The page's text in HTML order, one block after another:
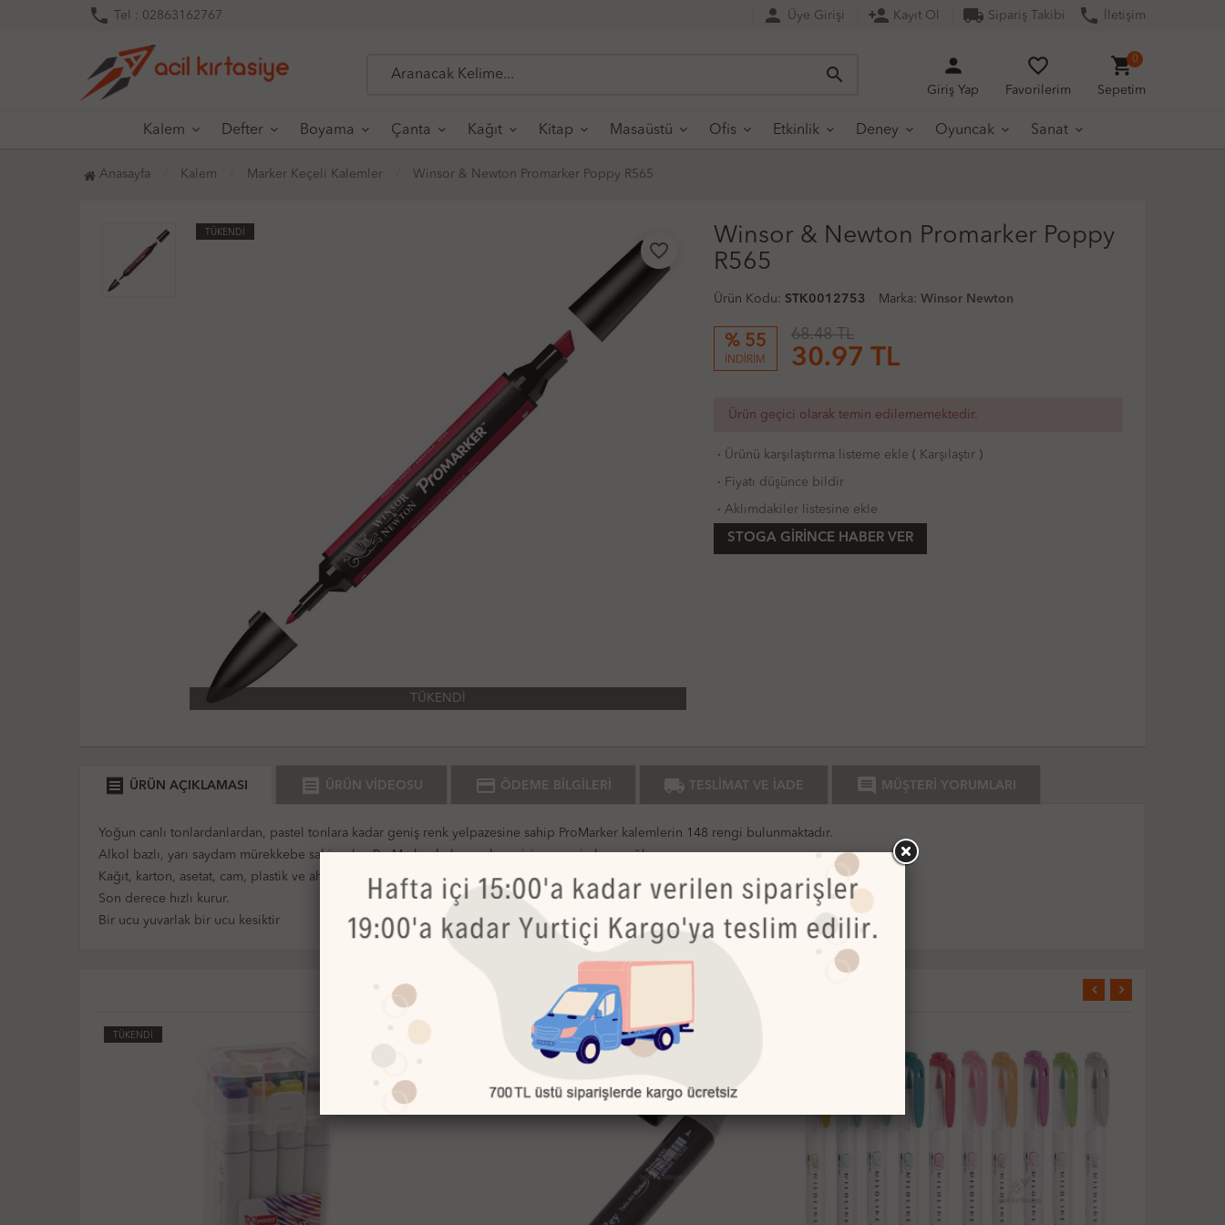
phone Tel : 02863162767 person Üye Girişi person_add Kayıt Ol local_shipping Sipariş Takibi phone İletişim
search person
Giriş Yap
favorite_border
Favorilerim
shopping_cart
Sepetim
0
Kalem Defter Boyama Çanta Kağıt Kitap Masaüstü Ofis Etkinlik Deney Oyuncak Sanat
Anasayfa Kalem Marker Keçeli Kalemler Winsor & Newton Promarker Poppy R565
TÜKENDİ
favorite_border
TÜKENDİ
Winsor & Newton Promarker Poppy
R565
Ürün Kodu: STK0012753 Marka: Winsor Newton
% 55
İNDİRİM
68.48 TL
30.97 TL
Ürün geçici olarak temin edilememektedir.
· Ürünü karşılaştırma listeme ekle ( Karşılaştır)
· Fiyatı düşünce bildir
· Aklımdakiler listesine ekle
STOGA GIRINCE HABER VER
receipt ÜRÜN AÇIKLAMASI receipt ÜRÜN VİDEOSU credit_card ÖDEME BİLGİLERİ local_shipping TESLİMAT VE İADE comment MÜŞTERİ YORUMLARI
Yoğun canlı tonlardanlardan, pastel tonlara kadar geniş renk yelpazesine sahip ProMarker kalemlerin 148 rengi bulunmaktadır.
Alkol bazlı, yarı saydam mürekkebe sahip olan ProMarker kolay renk geçişi yapma imkanı sağlar.
Kağıt, karton, asetat, cam, plastik ve ahşap gibi yüzeylerde kullanılabilir.
Son derece hızlı kurur.
Bir ucu yuvarlak bir ucu kesiktir
Bu Ürünler de İlginizi Çekebilir